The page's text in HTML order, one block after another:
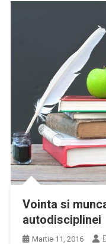
Vointa si
autodisciplinei
Martie 11, 2016